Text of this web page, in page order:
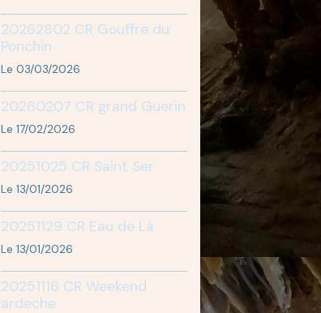
20262802 CR Gouffre du
Ponchin
Le 03/03/2026
20260207 CR grand Guerin
Le 17/02/2026
20251025 CR Saint Ser
Le 13/01/2026
20251129 CR Eau de Là
Le 13/01/2026
20251116 CR Weekend
ardeche